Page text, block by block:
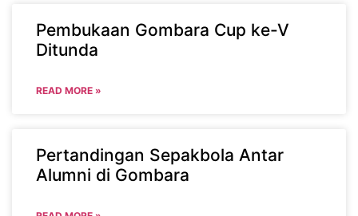
Pembukaan Gombara Cup ke-V
Ditunda
READ MORE »
Pertandingan Sepakbola Antar
Alumni di Gombara